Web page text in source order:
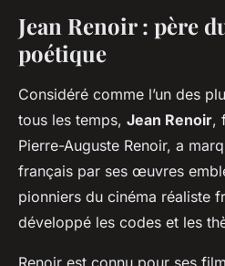
Jean Renoir : père
poétique
Considéré comme l’un des
tous les temps, Jean Renoir,
Pierre-Auguste Renoir, a
français par ses œuvres
pionniers du cinéma réaliste
développé les codes et les